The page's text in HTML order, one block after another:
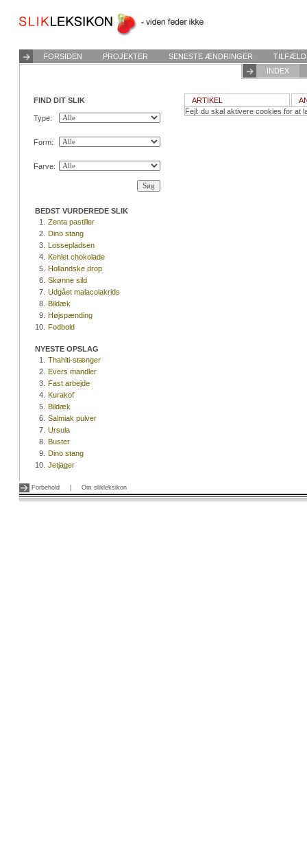
FORSIDEN PROJEKTER SENESTE ÆNDRINGER
INDEX
FIND DIT SLIK
Type:
Form:
Farve:
BEDST VURDEREDE SLIK
1.
Zenta pastiller
2. Dino stang
3. Lossepladsen
4. Kehlet chokolade
5. Hollandske drop
6. Skønne sild
7. Udgået malacolakrids
8. Bildæk
9. Højspænding
10. Fodbold
NYESTE OPSLAG
1.
Thahiti-stænger
2. Evers mandler
3. Fast arbejde
4. Kurakof
5. Bildæk
6. Salmiak pulver
7. Ursula
8. Buster
9. Dino stang
10. Jetjager
ARTIKEL
Fejl: du skal aktivere cookies for at
Forbehold Om slikleksikon